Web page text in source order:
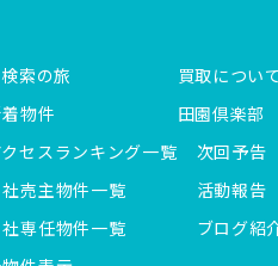
索の旅
物件
セスランキング一覧
売主物件一覧
専任物件一覧
買取について
田園倶楽部
次回予告
活動報告
ブログ紹